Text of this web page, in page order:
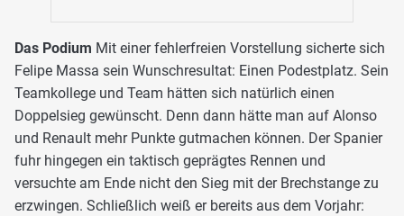
Das Podium Mit einer fehlerfreien Vorstellung sicherte sich
Felipe Massa sein Wunschresultat: Einen Podestplatz. Sein
Teamkollege und Team hätten sich natürlich einen
Doppelsieg gewünscht. Denn dann hätte man auf Alonso
und Renault mehr Punkte gutmachen können. Der Spanier
fuhr hingegen ein taktisch geprägtes Rennen und
versuchte am Ende nicht den Sieg mit der Brechstange zu
erzwingen. Schließlich weiß er bereits aus dem Vorjahr: